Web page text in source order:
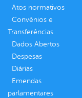
Atos normativos
Convênios e
Transferências
Dados Abertos
Despesas
Diárias
Emendas
parlamentares